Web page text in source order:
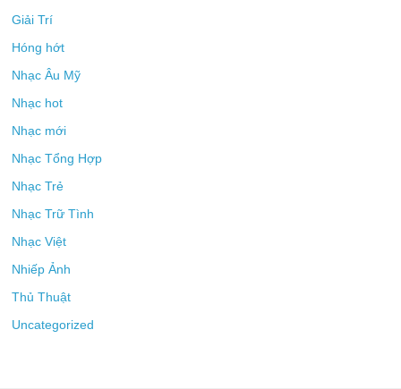
Giải Trí
Hóng hớt
Nhạc Âu Mỹ
Nhạc hot
Nhạc mới
Nhạc Tổng Hợp
Nhạc Trẻ
Nhạc Trữ Tình
Nhạc Việt
Nhiếp Ảnh
Thủ Thuật
Uncategorized